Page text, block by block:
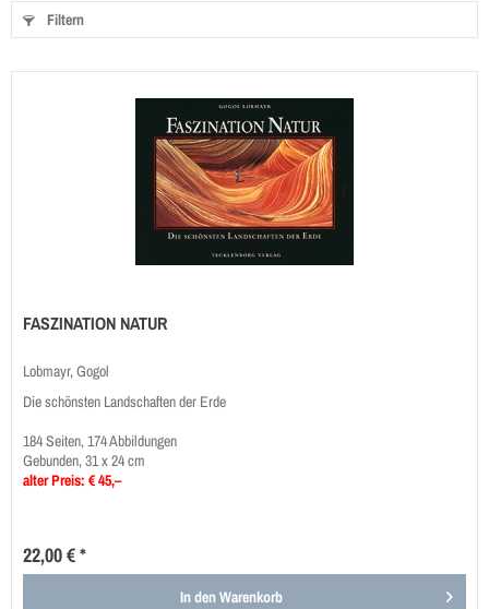
Filtern
FASZINATION NATUR
Lobmayr, Gogol
Die schönsten Landschaften der Erde
184 Seiten, 174 Abbildungen
Gebunden, 31 x 24 cm
alter Preis: € 45,–
22,00 € *
In denWarenkorb